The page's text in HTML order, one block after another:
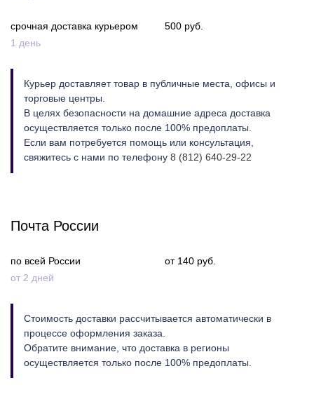
срочная доставка курьером
1 день
500 руб.
Курьер доставляет товар в публичные места, офисы и
торговые центры.
В целях безопасности на домашние адреса доставка
осуществляется только после 100% предоплаты.
Если вам потребуется помощь или консультация,
свяжитесь с нами по телефону8 (812) 640-29-22
Почта России
по всей России
от 2 дней
от 140 руб.
Стоимость доставки рассчитывается автоматически в
процессе оформления заказа.
Обратите внимание, что доставка в регионы
осуществляется только после 100% предоплаты.